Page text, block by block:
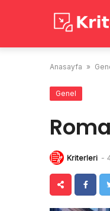
Anasayfa »
Genel
Kriterleri -